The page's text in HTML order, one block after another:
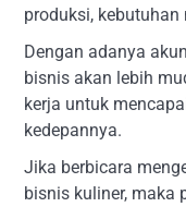
produksi, kebutuhan
Dengan adanya
bisnis akan lebih
kerja untuk
kedepannya.
Jika berbicara
bisnis kuliner, maka